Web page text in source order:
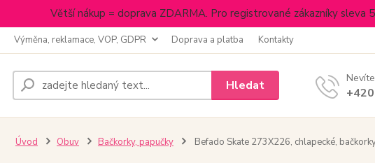
Větší nákup = doprava ZDARMA. Pro registrované zákazníky sleva
Výměna, reklamace, VOP, GDPR Doprava a platba Kontakty
Hledat
Úvod Obuv Bačkorky, papučky Befado Skate 273X226, chlapecké,